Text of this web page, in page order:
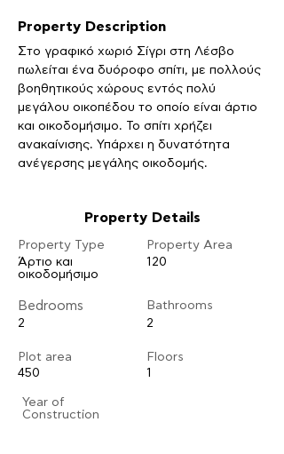
Property Description
Στο γραφικό χωριό Σίγρι στη Λέσβο
πωλείται ένα δυόροφο σπίτι, με πολλούς
βοηθητικούς χώρους εντός πολύ
μεγάλου οικοπέδου το οποίο είναι άρτιο
και οικοδομήσιμο. Το σπίτι χρήζει
ανακαίνισης. Υπάρχει η δυνατότητα
ανέγερσης μεγάλης οικοδομής.
Property Details
Property Type
Άρτιο και
οικοδομήσιμο
Bedrooms
2
Plot area
450
Property Area
120
Bathrooms
2
Floors
1
​Year of
Construction